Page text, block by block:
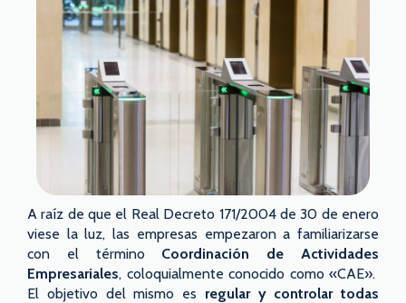
A raíz de que el Real Decreto 171/2004 de 30 de enero
viese la luz, las empresas empezaron a familiarizarse
con el término Coordinación de Actividades
Empresariales, coloquialmente conocido como «CAE».
El objetivo del mismo es regular y controlar todas